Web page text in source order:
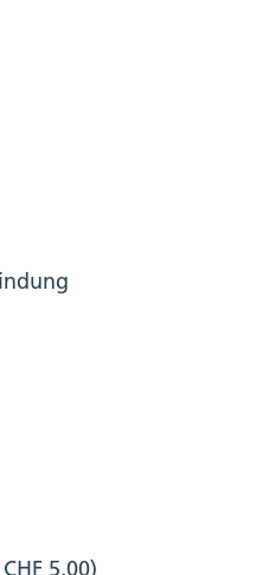
5.00)